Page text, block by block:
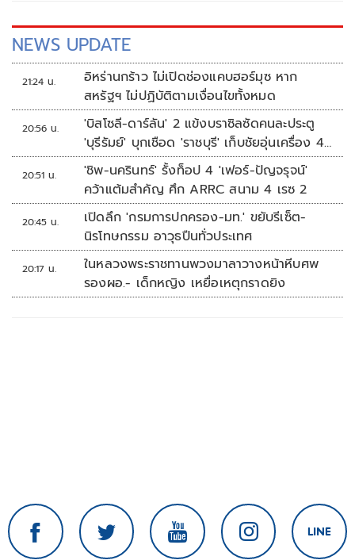
NEWS UPDATE
21:24 น.
อิหร่านกร้าว ไม่เปิดช่องแคบฮอร์มุซ หาก
สหรัฐฯ ไม่ปฏิบัติตามเงื่อนไขทั้งหมด
20:56 น.
'บิสโซลี-ดาร์ลัน' 2 แข้งบราซิลซัดคนละประตู
'บุรีรัมย์' บุกเชือด 'ราชบุรี' เก็บชัยอุ่นเครื่อง 4
นัดรวด
20:51 น.
'ชิพ-นครินทร์' รั้งท็อป 4 'เฟอร์-ปัญจรุจน์'
คว้าแต้มสำคัญ ศึก ARRC สนาม 4 เรซ 2
20:45 น.
เปิดลึก 'กรมการปกครอง-มท.' ขยับรีเซ็ต-
นิรโทษกรรม อาวุธปืนทั่วประเทศ
20:17 น.
ในหลวงพระราชทานพวงมาลาวางหน้าหีบศพ
รองผอ.- เด็กหญิง เหยื่อเหตุกราดยิง